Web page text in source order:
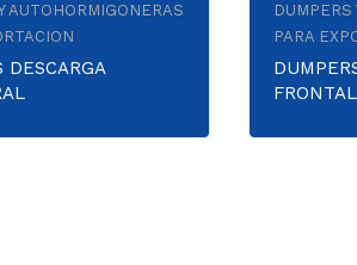
AUTOHORMIGONERAS
DESCARGA
DUMPERS
PARA
FRONTAL